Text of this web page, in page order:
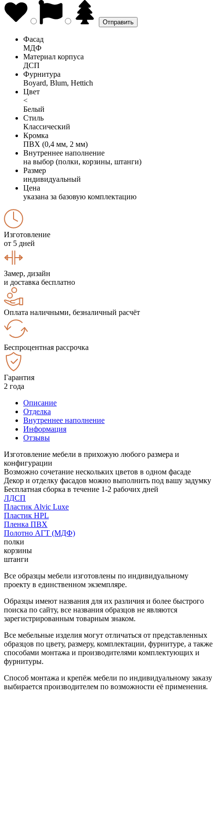
Фасад
МДФ
Материал корпуса
ДСП
Фурнитура
Boyard, Blum, Hettich
Цвет
<
Белый
Стиль
Классический
Кромка
ПВХ (0,4 мм, 2 мм)
Внутреннее наполнение
на выбор (полки, корзины, штанги)
Размер
индивидуальный
Цена
указана за базовую комплектацию
Изготовление
от 5 дней
Замер, дизайн
и доставка бесплатно
Оплата наличными, безналичный расчёт
Беспроцентная рассрочка
Гарантия
2 года
Описание
Отделка
Внутреннее наполнение
Информация
Отзывы
Изготовление мебели в прихожую любого размера и
конфигурации
Возможно сочетание нескольких цветов в одном фасаде
Декор и отделку фасадов можно выполнить под вашу задумку
Бесплатная сборка в течение 1-2 рабочих дней
ЛДСП
Пластик Alvic Luxe
Пластик HPL
Пленка ПВХ
Полотно АГТ (МДФ)
полки
корзины
штанги
Все образцы мебели изготовлены по индивидуальному
проекту в единственном экземпляре.
Образцы имеют названия для их различия и более быстрого
поиска по сайту, все названия образцов не являются
зарегистрированным товарным знаком.
Все мебельные изделия могут отличаться от представленных
образцов по цвету, размеру, комплектации, фурнитуре, а также
способами монтажа и производителями комплектующих и
фурнитуры.
Способ монтажа и крепёж мебели по индивидуальному заказу
выбирается производителем по возможности её применения.